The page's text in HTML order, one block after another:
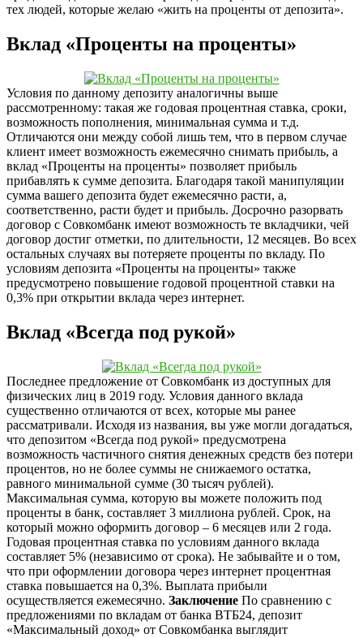
тех людей, которые желаю «жить на проценты от депозита».
Вклад «Проценты на проценты»
Условия по данному депозиту аналогичны выше
рассмотренному: такая же годовая процентная ставка, сроки,
возможность пополнения, минимальная сумма и т.д.
Отличаются они между собой лишь тем, что в первом случае
клиент имеет возможность ежемесячно снимать прибыль, а
вклад «Проценты на проценты» позволяет прибыль
прибавлять к сумме депозита. Благодаря такой манипуляции
сумма вашего депозита будет ежемесячно расти, а,
соответственно, расти будет и прибыль. Досрочно разорвать
договор с Совкомбанк имеют возможность те вкладчики, чей
договор достиг отметки, по длительности, 12 месяцев. Во всех
остальных случаях вы потеряете проценты по вкладу. По
условиям депозита «Проценты на проценты» также
предусмотрено повышение годовой процентной ставки на
0,3% при открытии вклада через интернет.
Вклад «Всегда под рукой»
Последнее предложение от Совкомбанк из доступных для
физических лиц в 2019 году. Условия данного вклада
существенно отличаются от всех, которые мы ранее
рассматривали. Исходя из названия, вы уже могли догадаться,
что депозитом «Всегда под рукой» предусмотрена
возможность частичного снятия денежных средств без потери
процентов, но не более суммы не снижаемого остатка,
равного минимальной сумме (30 тысяч рублей).
Максимальная сумма, которую вы можете положить под
проценты в банк, составляет 3 миллиона рублей. Срок, на
который можно оформить договор – 6 месяцев или 2 года.
Годовая процентная ставка по условиям данного вклада
составляет 5% (независимо от срока). Не забывайте и о том,
что при оформлении договора через интернет процентная
ставка повышается на 0,3%. Выплата прибыли
осуществляется ежемесячно. Заключение По сравнению с
предложениями по вкладам от банка ВТБ24, депозит
«Максимальный доход» от Совкомбанка выглядит